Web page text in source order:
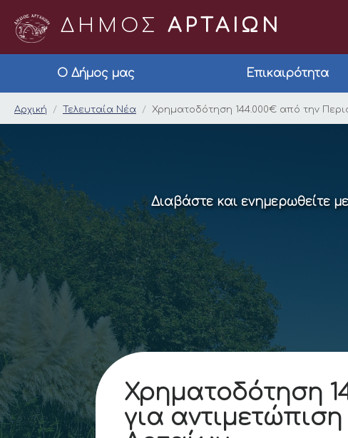
ΔΗΜΟΣ ΑΡΤΑΙΩΝ
Ο Δήμος μας Επικαιρότητα
Χρηματοδότηση
Αρχική Τελευταία Νέα Χρηματοδότηση 144.000€ από την
Διαβάστε και ενημερωθείτε
Χρηματοδότηση
για